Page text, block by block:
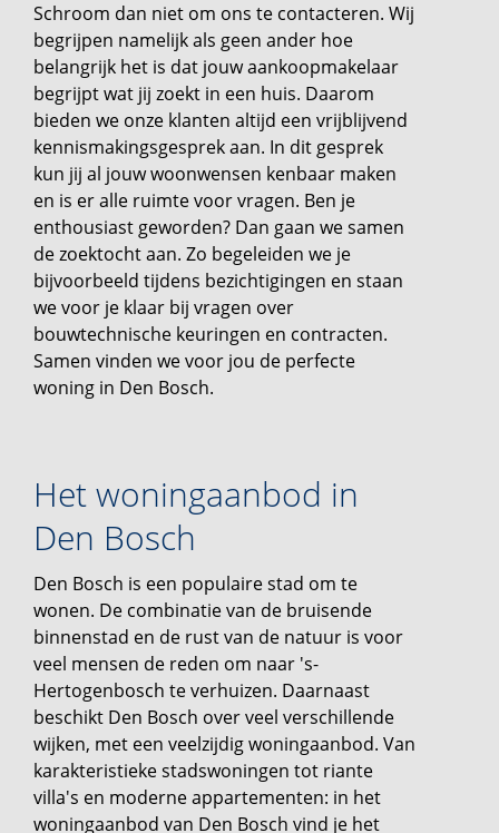
Schroom dan niet om ons te contacteren. Wij
begrijpen namelijk als geen ander hoe
belangrijk het is dat jouw aankoopmakelaar
begrijpt wat jij zoekt in een huis. Daarom
bieden we onze klanten altijd een vrijblijvend
kennismakingsgesprek aan. In dit gesprek
kun jij al jouw woonwensen kenbaar maken
en is er alle ruimte voor vragen. Ben je
enthousiast geworden? Dan gaan we samen
de zoektocht aan. Zo begeleiden we je
bijvoorbeeld tijdens bezichtigingen en staan
we voor je klaar bij vragen over
bouwtechnische keuringen en contracten.
Samen vinden we voor jou de perfecte
woning in Den Bosch.
Het woningaanbod in
Den Bosch
Den Bosch is een populaire stad om te
wonen. De combinatie van de bruisende
binnenstad en de rust van de natuur is voor
veel mensen de reden om naar 's-
Hertogenbosch te verhuizen. Daarnaast
beschikt Den Bosch over veel verschillende
wijken, met een veelzijdig woningaanbod. Van
karakteristieke stadswoningen tot riante
villa's en moderne appartementen: in het
woningaanbod van Den Bosch vind je het